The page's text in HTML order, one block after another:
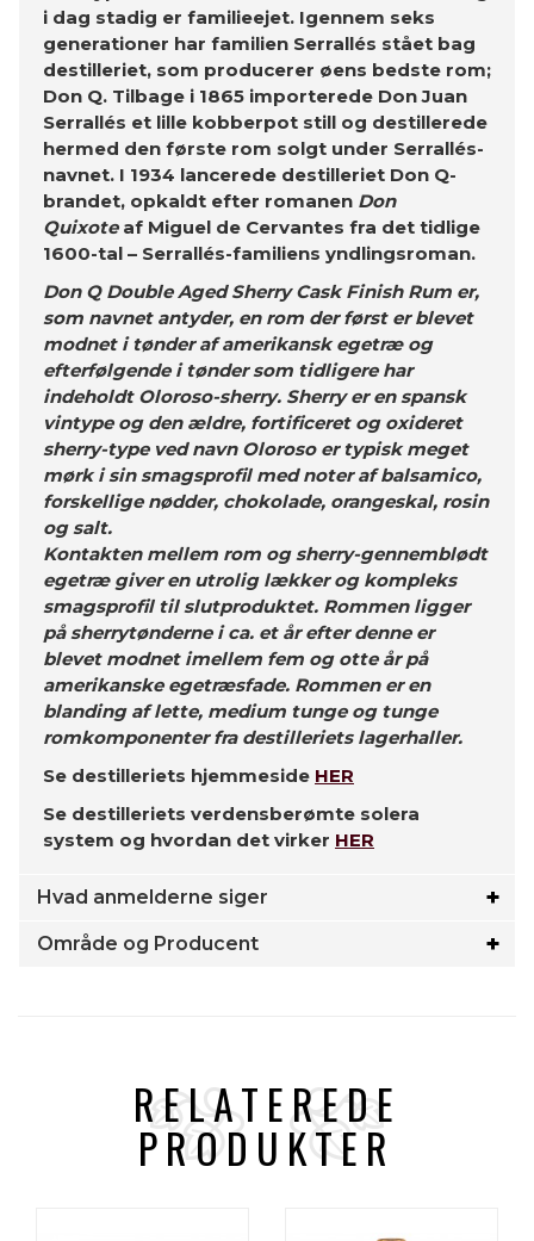
i dag stadig er familieejet. Igennem seks
generationer har familien Serrallés stået bag
destilleriet, som producerer øens bedste rom;
Don Q. Tilbage i 1865 importerede Don Juan
Serrallés et lille kobberpot still og destillerede
hermed den første rom solgt under Serrallés-
navnet. I 1934 lancerede destilleriet Don Q-
brandet, opkaldt efter romanen Don
Quixoteaf Miguel de Cervantes fra det tidlige
1600-tal – Serrallés-familiens yndlingsroman.
Don Q Double Aged Sherry Cask Finish Rum er,
som navnet antyder, en rom der først er blevet
modnet i tønder af amerikansk egetræ og
efterfølgende i tønder som tidligere har
indeholdt Oloroso-sherry. Sherry er en spansk
vintype og den ældre, fortificeret og oxideret
sherry-type ved navn Oloroso er typisk meget
mørk i sin smagsprofil med noter af balsamico,
forskellige nødder, chokolade, orangeskal, rosin
og salt.
Kontakten mellem rom og sherry-gennemblødt
egetræ giver en utrolig lækker og kompleks
smagsprofil til slutproduktet. Rommen ligger
på sherrytønderne i ca. et år efter denne er
blevet modnet imellem fem og otte år på
amerikanske egetræsfade. Rommen er en
blanding af lette, medium tunge og tunge
romkomponenter fra destilleriets lagerhaller.
Se destilleriets hjemmeside HER
Se destilleriets verdensberømte solera
system og hvordan det virker HER
Hvad anmelderne siger
Område og Producent
RELATEREDE
PRODUKTER